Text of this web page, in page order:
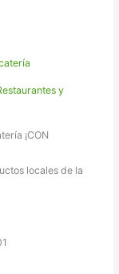
y
¡CON
locales de la